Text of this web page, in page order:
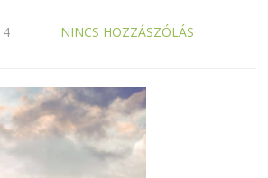
NINCS HOZZÁSZÓLÁS